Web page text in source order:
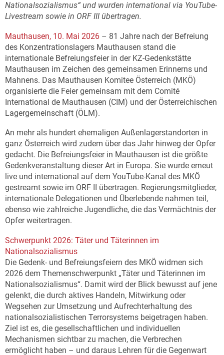
Nationalsozialismus“ und wurden international via YouTube-
Livestream sowie in ORF III übertragen.
Mauthausen, 10. Mai 2026 – 81 Jahre nach der Befreiung
des Konzentrationslagers Mauthausen stand die
internationale Befreiungsfeier in der KZ-Gedenkstätte
Mauthausen im Zeichen des gemeinsamen Erinnerns und
Mahnens. Das Mauthausen Komitee Österreich (MKÖ)
organisierte die Feier gemeinsam mit dem Comité
International de Mauthausen (CIM) und der Österreichischen
Lagergemeinschaft (ÖLM).
An mehr als hundert ehemaligen Außenlagerstandorten in
ganz Österreich wird zudem über das Jahr hinweg der Opfer
gedacht. Die Befreiungsfeier in Mauthausen ist die größte
Gedenkveranstaltung dieser Art in Europa. Sie wurde erneut
live und international auf dem YouTube-Kanal des MKÖ
gestreamt sowie im ORF II übertragen. Regierungsmitglieder,
internationale Delegationen und Überlebende nahmen teil,
ebenso wie zahlreiche Jugendliche, die das Vermächtnis der
Opfer weitertragen.
Schwerpunkt 2026: Täter und Täterinnen im
Nationalsozialismus
Die Gedenk- und Befreiungsfeiern des MKÖ widmen sich
2026 dem Themenschwerpunkt „Täter und Täterinnen im
Nationalsozialismus“. Damit wird der Blick bewusst auf jene
gelenkt, die durch aktives Handeln, Mitwirkung oder
Wegsehen zur Umsetzung und Aufrechterhaltung des
nationalsozialistischen Terrorsystems beigetragen haben.
Ziel ist es, die gesellschaftlichen und individuellen
Mechanismen sichtbar zu machen, die Verbrechen
ermöglicht haben – und daraus Lehren für die Gegenwart